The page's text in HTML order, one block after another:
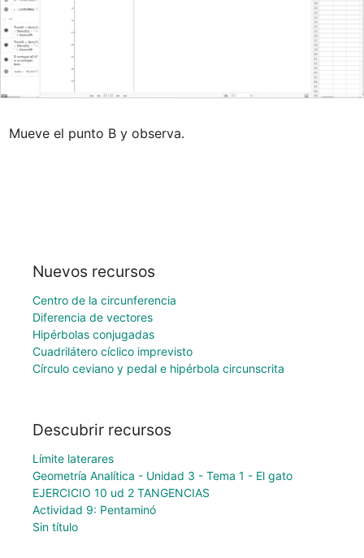
Mueve el punto B y observa.
Nuevos recursos
Centro de la circunferencia
Diferencia de vectores
Hipérbolas conjugadas
Cuadrilátero cíclico imprevisto
Círculo ceviano y pedal e hipérbola circunscrita
Descubrir recursos
Límite laterares
Geometría Analítica - Unidad 3 - Tema 1 - El gato
EJERCICIO 10 ud 2 TANGENCIAS
Actividad 9: Pentaminó
Sin título